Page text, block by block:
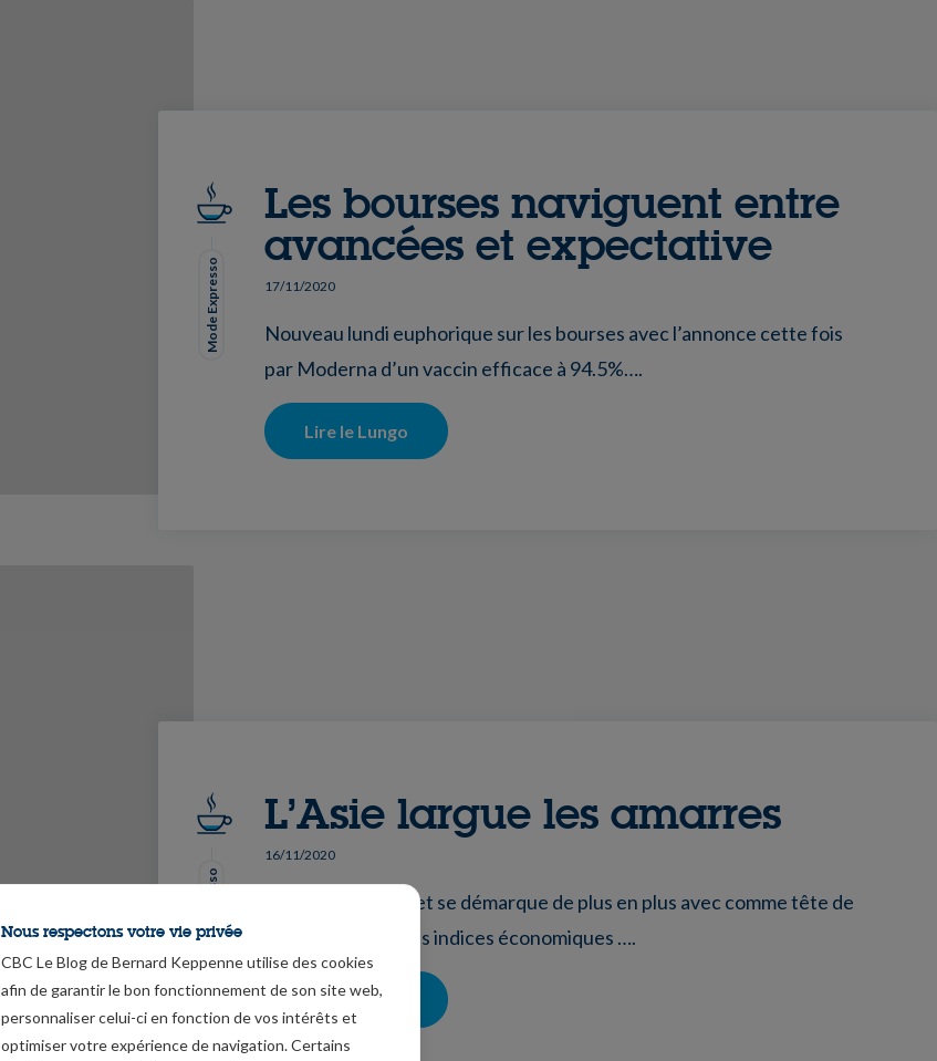
Mode Expresso
Les bourses naviguent entre
avancées et expectative
17/11/2020
Nouveau lundi euphorique sur les bourses avec l’annonce cette fois
par Moderna d’un vaccin efficace à 94.5%….
Lire le Lungo
Mode Expresso
L’Asie largue les amarres
16/11/2020
L’Asie se détache et se démarque de plus en plus avec comme tête de
pont la Chine où les indices économiques ….
Lire le Lungo
Nous respectons votre vie privée
CBC Le Blog de Bernard Keppenne utilise des cookies
afin de garantir le bon fonctionnement de son site web,
personnaliser celui-ci en fonction de vos intérêts et
optimiser votre expérience de navigation. Certains